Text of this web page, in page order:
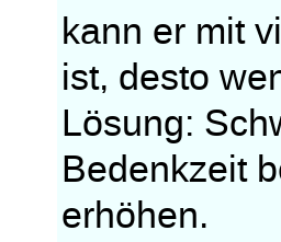
kann er mit
ist, desto
Lösung:
Bedenkzeit
erhöhen.